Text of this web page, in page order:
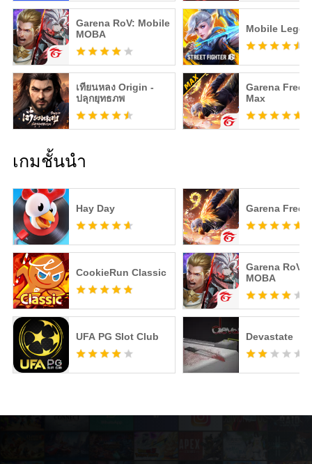
Garena RoV: Mobile
MOBA
Mobile
เทียนหลง Origin -
ปลุกยุทธภพ
Garena Free
Max
เกมชั้นนำ
Hay Day
CookieRun Classic
UFA PG Slot Club
Garena Free
Garena RoV:
MOBA
Devastate